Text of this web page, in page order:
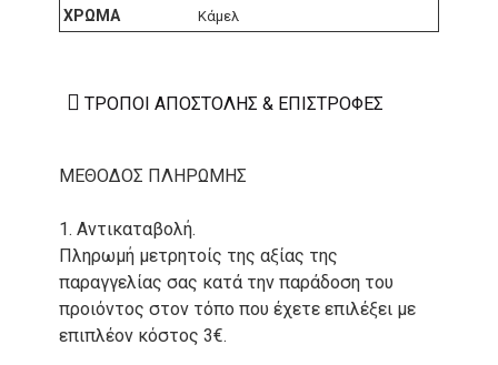
ΧΡΏΜΑ Κάμελ
ΤΡΌΠΟΙ ΑΠΟΣΤΟΛΉΣ & ΕΠΙΣΤΡΟΦΈΣ
ΜΕΘΟΔΟΣ ΠΛΗΡΩΜΗΣ
1. Αντικαταβολή.
Πληρωμή μετρητοίς της αξίας της
παραγγελίας σας κατά την παράδοση του
προιόντος στον τόπο που έχετε επιλέξει με
επιπλέον κόστος 3€.